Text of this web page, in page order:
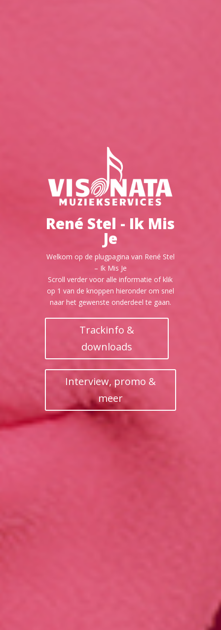
René Stel - Ik Mis
Je
Welkom op de plugpagina van René Stel
– Ik Mis Je
Scroll verder voor alle informatie of klik
op 1 van de knoppen hieronder om snel
naar het gewenste onderdeel te gaan.
Trackinfo &
downloads
Interview, promo &
meer